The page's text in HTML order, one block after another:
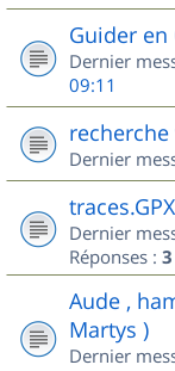
Guider en
Dernier
09:11
Dernier
traces.GPX
Dernier
Réponses : 3
Aude ,
Martys )
Dernier